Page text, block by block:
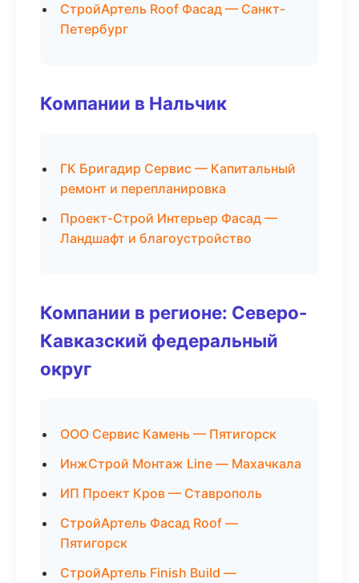
СтройАртель Roof Фасад — Санкт-
Петербург
Компании в Нальчик
ГК Бригадир Сервис — Капитальный
ремонт и перепланировка
Проект-Строй Интерьер Фасад —
Ландшафт и благоустройство
Компании в регионе: Северо-
Кавказский федеральный
округ
ООО Сервис Камень — Пятигорск
ИнжСтрой Монтаж Line — Махачкала
ИП Проект Кров — Ставрополь
СтройАртель Фасад Roof —
Пятигорск
СтройАртель Finish Build —